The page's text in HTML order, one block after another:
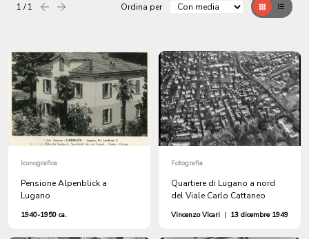
1 / 1 Precedentesuccessiva Ordina per GrigliaTable
Iconografica
Pensione Alpenblick a
Lugano
1940-1950 ca.
Fotografia
Quartiere di Lugano a nord
del Viale Carlo Cattaneo
Vincenzo Vicari | 13 dicembre 1949